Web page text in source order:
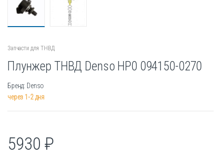
Запчасти для ТНВД
Плунжер ТНВД Denso HP0 094150-0270
Бренд: Denso
через 1-2 дня
5930₽